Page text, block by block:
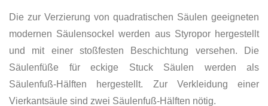
Die zur Verzierung von quadratischen Säulen geeigneten
modernen Säulensockel werden aus Styropor hergestellt
und mit einer stoßfesten Beschichtung versehen. Die
Säulenfüße für eckige Stuck Säulen werden als
Säulenfuß-Hälften hergestellt. Zur Verkleidung einer
Vierkantsäule sind zwei Säulenfuß-Hälften nötig.